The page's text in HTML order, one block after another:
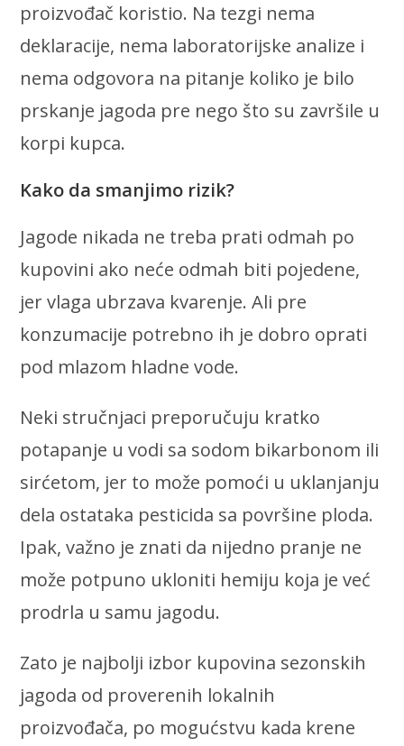
proizvođač koristio. Na tezgi nema
deklaracije, nema laboratorijske analize i
nema odgovora na pitanje koliko je bilo
prskanje jagoda pre nego što su završile u
korpi kupca.
Kako da smanjimo rizik?
Jagode nikada ne treba prati odmah po
kupovini ako neće odmah biti pojedene,
jer vlaga ubrzava kvarenje. Ali pre
konzumacije potrebno ih je dobro oprati
pod mlazom hladne vode.
Neki stručnjaci preporučuju kratko
potapanje u vodi sa sodom bikarbonom ili
sirćetom, jer to može pomoći u uklanjanju
dela ostataka pesticida sa površine ploda.
Ipak, važno je znati da nijedno pranje ne
može potpuno ukloniti hemiju koja je već
prodrla u samu jagodu.
Zato je najbolji izbor kupovina sezonskih
jagoda od proverenih lokalnih
proizvođača, po mogućstvu kada krene